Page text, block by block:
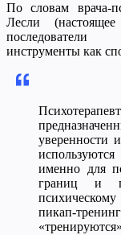
По словам врача-
Лесли
последователи
инструменты как
уверенности
именно для
границ и
психическому
пикап-